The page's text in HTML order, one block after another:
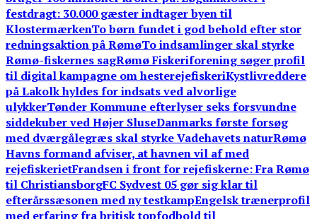
festdragt: 30.000 gæster indtager byen til
KlostermærkenTo børn fundet i god behold efter stor
redningsaktion på RømøTo indsamlinger skal styrke
Rømø-fiskernes sagRømø Fiskeriforening søger profil
til digital kampagne om hesterejefiskeriKystlivreddere
på Lakolk hyldes for indsats ved alvorlige
ulykkerTønder Kommune efterlyser seks forsvundne
siddekuber ved Højer SluseDanmarks første forsøg
med dværgålegræs skal styrke Vadehavets naturRømø
Havns formand afviser, at havnen vil af med
rejefiskerietFrandsen i front for rejefiskerne: Fra Rømø
til ChristiansborgFC Sydvest 05 gør sig klar til
efterårssæsonen med ny testkampEngelsk trænerprofil
med erfaring fra britisk topfodbold til